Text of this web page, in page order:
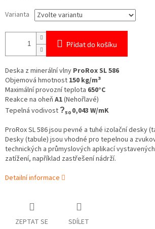
cena:
Varianta
Přidat do košíku
Deska z minerální vlny ProRox SL 586
Objemová hmotnost 150 kg/m3
Maximální provozní teplota 650°C
Reakce na oheň A1(Nehořlavé)
Tepelná vodivost ?50 0,043 W/mK
ProRox SL 586 jsou pevné a tuhé izolační desky
Desky (tabule) jsou vhodné pro tepelnou a
technických a průmyslových aplikací
zatížení, například zastřešení nádrží.
Detailní informace
ZEPTAT SE SDÍLET